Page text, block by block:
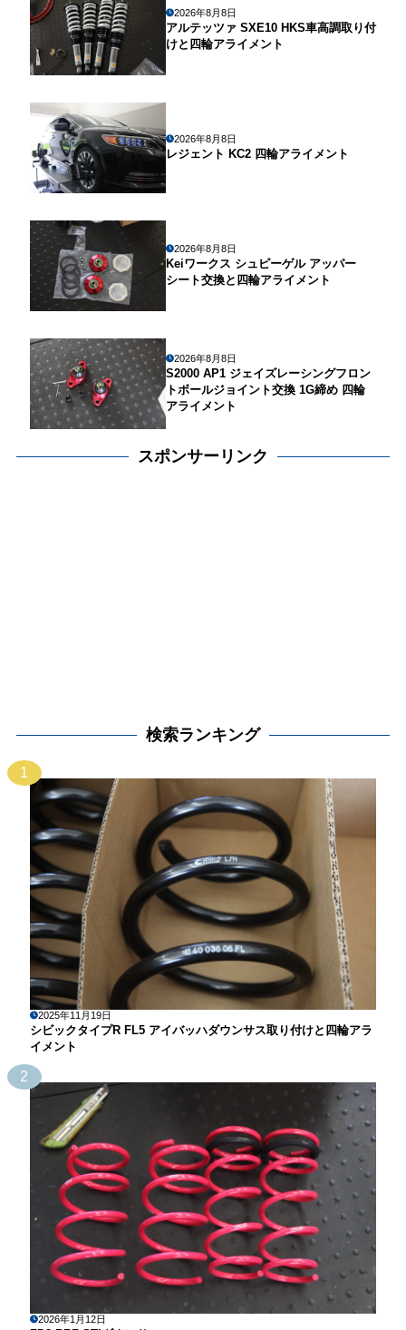
2026年8月8日
アルテッツァ SXE10 HKS車高調取り付
けと四輪アライメント
2026年8月8日
レジェント KC2 四輪アライメント
2026年8月8日
Keiワークス シュピーゲル アッパー
シート交換と四輪アライメント
2026年8月8日
S2000 AP1 ジェイズレーシングフロン
トボールジョイント交換 1G締め 四輪
アライメント
スポンサーリンク
検索ランキング
1
2025年11月19日
シビックタイプR FL5 アイバッハダウンサス取り付けと四輪アラ
イメント
2
2026年1月12日